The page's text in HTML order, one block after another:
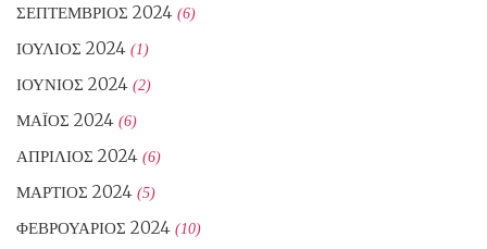
ΣΕΠΤΈΜΒΡΙΟΣ 2024 (6)
ΙΟΎΛΙΟΣ 2024 (1)
ΙΟΎΝΙΟΣ 2024 (2)
ΜΆΙΟΣ 2024 (6)
ΑΠΡΊΛΙΟΣ 2024 (6)
ΜΆΡΤΙΟΣ 2024 (5)
ΦΕΒΡΟΥΆΡΙΟΣ 2024 (10)